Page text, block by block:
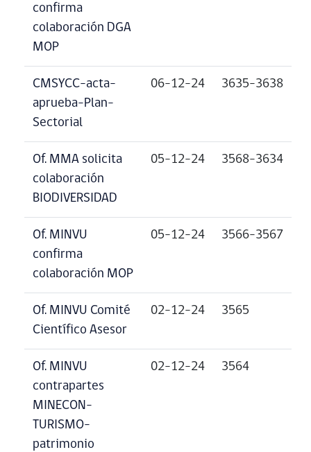
confirma
colaboración DGA
MOP
CMSYCC-acta-
aprueba-Plan-
Sectorial
06-12-24 3635-3638
Of. MMA solicita
colaboración
BIODIVERSIDAD
05-12-24 3568-3634
Of. MINVU
confirma
colaboración MOP
05-12-24 3566-3567
Of. MINVU Comité
Científico Asesor
02-12-24 3565
Of. MINVU
contrapartes
MINECON-
TURISMO-
patrimonio
02-12-24 3564